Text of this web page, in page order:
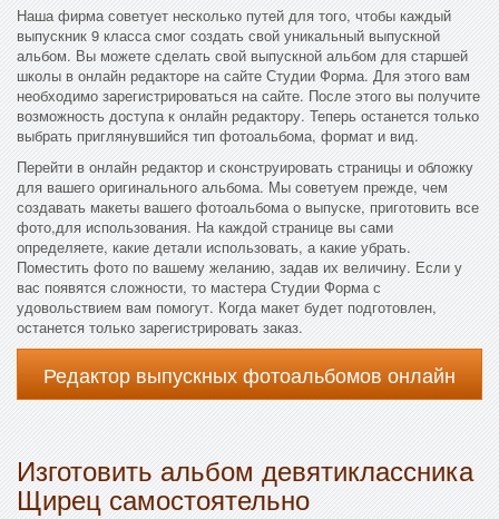
Наша фирма советует несколько путей для того, чтобы каждый
выпускник 9 класса смог создать свой уникальный выпускной
альбом. Вы можете сделать свой выпускной альбом для старшей
школы в онлайн редакторе на сайте Студии Форма. Для этого вам
необходимо зарегистрироваться на сайте. После этого вы получите
возможность доступа к онлайн редактору. Теперь останется только
выбрать приглянувшийся тип фотоальбома, формат и вид.
Перейти в онлайн редактор и сконструировать страницы и обложку
для вашего оригинального альбома. Мы советуем прежде, чем
создавать макеты вашего фотоальбома о выпуске, приготовить все
фото,для использования. На каждой странице вы сами
определяете, какие детали использовать, а какие убрать.
Поместить фото по вашему желанию, задав их величину. Если у
вас появятся сложности, то мастера Студии Форма с
удовольствием вам помогут. Когда макет будет подготовлен,
останется только зарегистрировать заказ.
Редактор выпускных фотоальбомов онлайн
Изготовить альбом девятиклассника
Щирец самостоятельно